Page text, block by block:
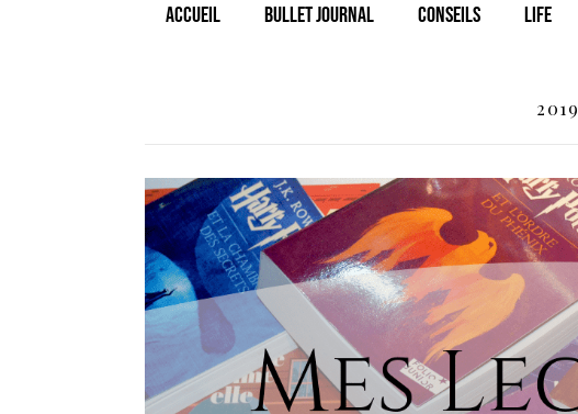
Accueil Bullet Journal Conseils Life
2019